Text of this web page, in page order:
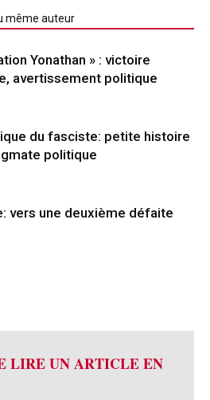
même auteur
Yonathan » : victoire
avertissement politique
du fasciste: petite histoire
politique
vers une deuxième défaite
LIRE UN ARTICLE EN